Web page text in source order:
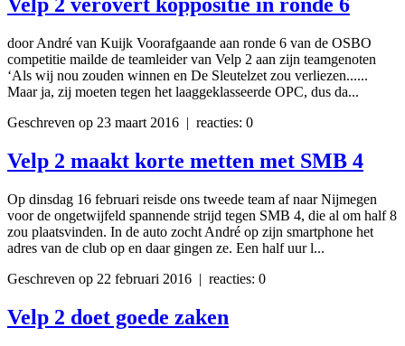
door André van Kuijk Voorafgaande aan ronde 6 van de OSBO
competitie mailde de teamleider van Velp 2 aan zijn teamgenoten
‘Als wij nou zouden winnen en De Sleutelzet zou verliezen......
Maar ja, zij moeten tegen het laaggeklasseerde OPC, dus da...
Geschreven op 23 maart 2016 | reacties: 0
Velp 2 maakt korte metten met SMB 4
Op dinsdag 16 februari reisde ons tweede team af naar Nijmegen
voor de ongetwijfeld spannende strijd tegen SMB 4, die al om half 8
zou plaatsvinden. In de auto zocht André op zijn smartphone het
adres van de club op en daar gingen ze. Een half uur l...
Geschreven op 22 februari 2016 | reacties: 0
Velp 2 doet goede zaken